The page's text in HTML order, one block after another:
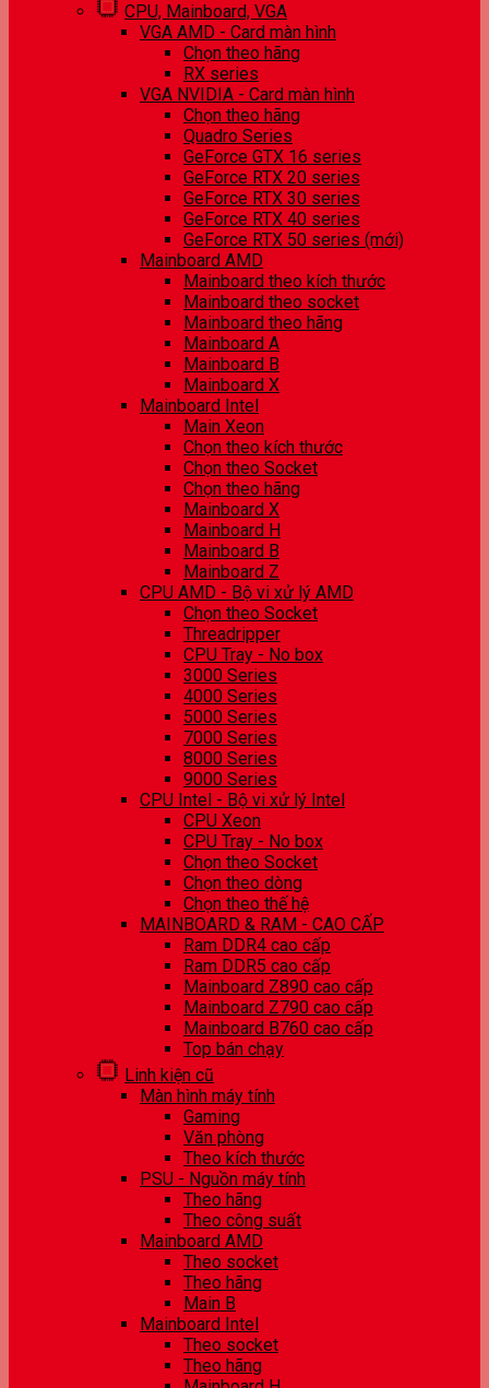
CPU, Mainboard, VGA
VGA AMD - Card màn hình
Chọn theo hãng
RX series
VGA NVIDIA - Card màn hình
Chọn theo hãng
Quadro Series
GeForce GTX 16 series
GeForce RTX 20 series
GeForce RTX 30 series
GeForce RTX 40 series
GeForce RTX 50 series (mới)
Mainboard AMD
Mainboard theo kích thước
Mainboard theo socket
Mainboard theo hãng
Mainboard A
Mainboard B
Mainboard X
Mainboard Intel
Main Xeon
Chọn theo kích thước
Chọn theo Socket
Chọn theo hãng
Mainboard X
Mainboard H
Mainboard B
Mainboard Z
CPU AMD - Bộ vi xử lý AMD
Chọn theo Socket
Threadripper
CPU Tray - No box
3000 Series
4000 Series
5000 Series
7000 Series
8000 Series
9000 Series
CPU Intel - Bộ vi xử lý Intel
CPU Xeon
CPU Tray - No box
Chọn theo Socket
Chọn theo dòng
Chọn theo thế hệ
MAINBOARD & RAM - CAO CẤP
Ram DDR4 cao cấp
Ram DDR5 cao cấp
Mainboard Z890 cao cấp
Mainboard Z790 cao cấp
Mainboard B760 cao cấp
Top bán chạy
Linh kiện cũ
Màn hình máy tính
Gaming
Văn phòng
Theo kích thước
PSU - Nguồn máy tính
Theo hãng
Theo công suất
Mainboard AMD
Theo socket
Theo hãng
Main B
Mainboard Intel
Theo socket
Theo hãng